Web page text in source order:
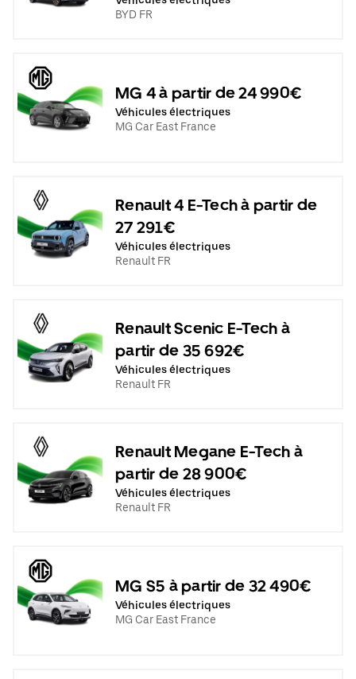
BYD FR
MG 4 à partir de 24 990€
Véhicules électriques
MG Car East France
Renault 4 E-Tech à partir de
27 291€
Véhicules électriques
Renault FR
Renault Scenic E-Tech à
partir de 35 692€
Véhicules électriques
Renault FR
Renault Megane E-Tech à
partir de 28 900€
Véhicules électriques
Renault FR
MG S5 à partir de 32 490€
Véhicules électriques
MG Car East France